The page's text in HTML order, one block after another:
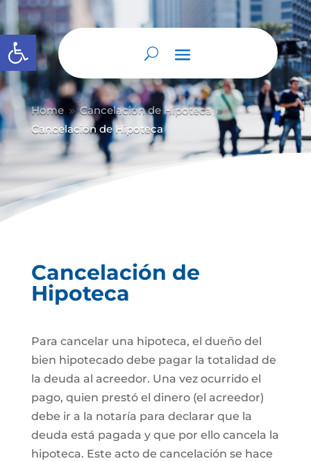
Abrir barra de herramientas
Home 9 Cancelación de Hipoteca 9
Cancelación de Hipoteca
Cancelación de
Hipoteca
Para cancelar una hipoteca, el dueño del
bien hipotecado debe pagar la totalidad de
la deuda al acreedor. Una vez ocurrido el
pago, quien prestó el dinero (el acreedor)
debe ir a la notaría para declarar que la
deuda está pagada y que por ello cancela la
hipoteca. Este acto de cancelación se hace